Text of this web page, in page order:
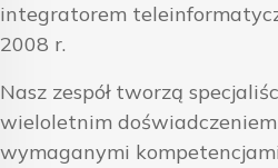
integratorem
2008 r.
Nasz zespół tworzą
wieloletnim
wymaganymi